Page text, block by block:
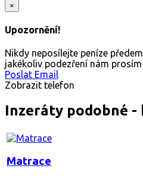
×
Upozornění!
Nikdy neposílejte peníze
jakékoliv podezření nám
Poslat Email
Zobrazit telefon
Inzeráty podobné -
Matrace